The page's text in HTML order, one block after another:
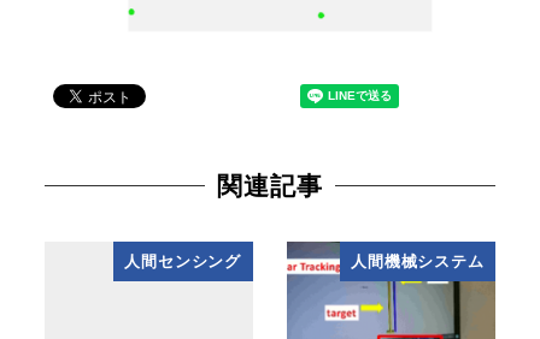
関連記事
人間センシング 人間機械システム